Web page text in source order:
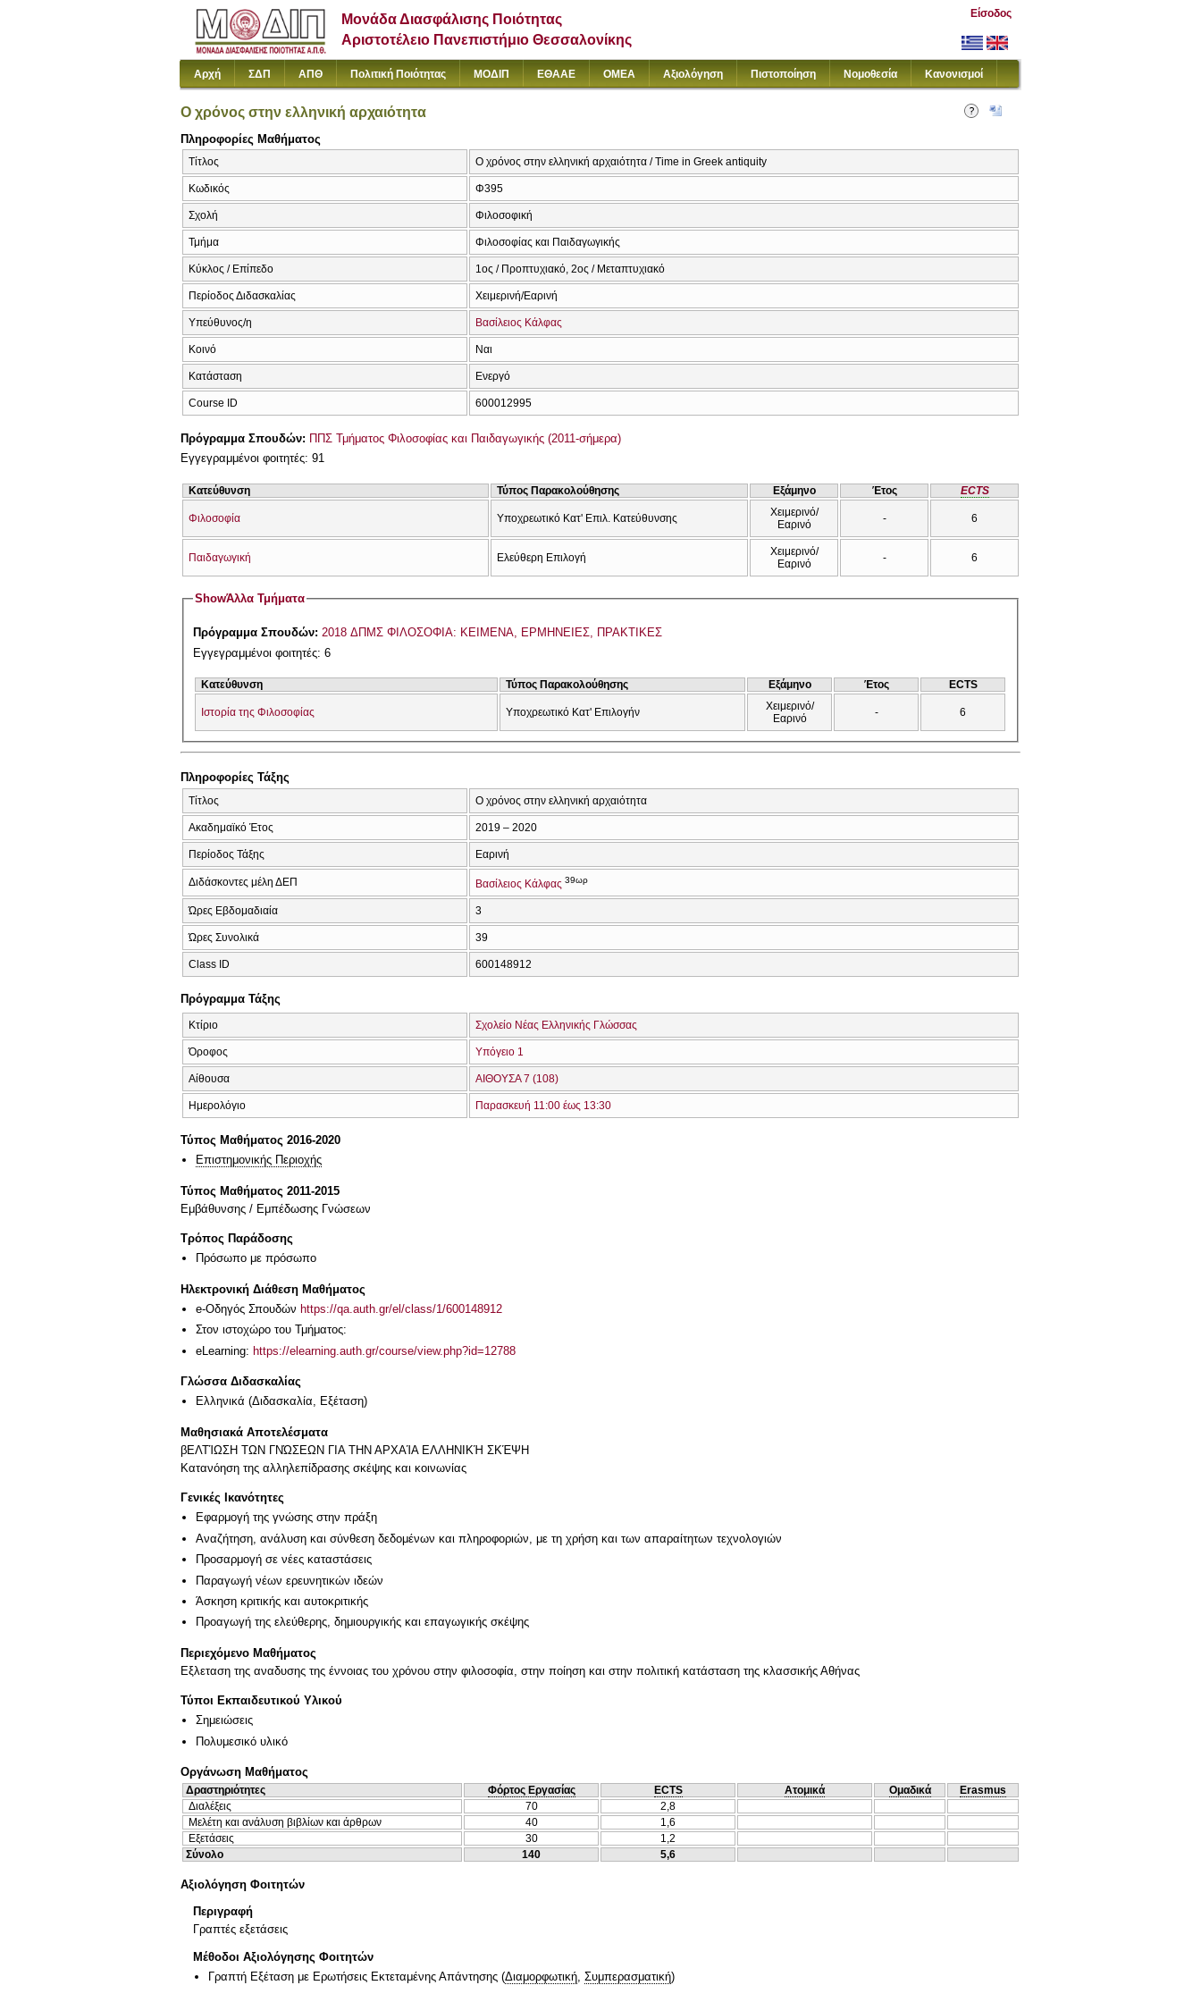
Μονάδα Διασφάλισης Ποιότητας
Αριστοτέλειο Πανεπιστήμιο Θεσσαλονίκης
Είσοδος
Αρχή ΣΔΠ ΑΠΘ Πολιτική Ποιότητας ΜΟΔΙΠ ΕΘΑΑΕ ΟΜΕΑ Αξιολόγηση Πιστοποίηση Νομοθεσία Κανονισμοί
Ο χρόνος στην ελληνική αρχαιότητα
Πληροφορίες Μαθήματος
Τίτλος Ο χρόνος στην ελληνική αρχαιότητα / Time in Greek antiquity
Κωδικός Φ395
Σχολή Φιλοσοφική
Τμήμα Φιλοσοφίας και Παιδαγωγικής
Κύκλος / Επίπεδο 1ος / Προπτυχιακό, 2ος / Μεταπτυχιακό
Περίοδος Διδασκαλίας Χειμερινή/Εαρινή
Υπεύθυνος/η Βασίλειος Κάλφας
Κοινό Ναι
Κατάσταση Ενεργό
Course ID 600012995
Πρόγραμμα Σπουδών: ΠΠΣ Τμήματος Φιλοσοφίας και Παιδαγωγικής (2011-σήμερα)
Εγγεγραμμένοι φοιτητές: 91
Κατεύθυνση Τύπος Παρακολούθησης Εξάμηνο Έτος ECTS
Φιλοσοφία Υποχρεωτικό Κατ' Επιλ. Κατεύθυνσης
Χειμερινό/
Εαρινό
- 6
Παιδαγωγική Ελεύθερη Επιλογή
Χειμερινό/
Εαρινό
- 6
ShowΆλλα Τμήματα
Πρόγραμμα Σπουδών:2018 ΔΠΜΣ ΦΙΛΟΣΟΦΙΑ: ΚΕΙΜΕΝΑ, ΕΡΜΗΝΕΙΕΣ, ΠΡΑΚΤΙΚΕΣ
Εγγεγραμμένοι φοιτητές: 6
Κατεύθυνση Τύπος Παρακολούθησης Εξάμηνο Έτος ECTS
Ιστορία της Φιλοσοφίας Υποχρεωτικό Κατ' Επιλογήν
Χειμερινό/
Εαρινό
- 6
Πληροφορίες Τάξης
Τίτλος Ο χρόνος στην ελληνική αρχαιότητα
Ακαδημαϊκό Έτος 2019 – 2020
Περίοδος Τάξης Εαρινή
Διδάσκοντες μέλη ΔΕΠ Βασίλειος Κάλφας 39ωρ
Ώρες Εβδομαδιαία 3
Ώρες Συνολικά 39
Class ID 600148912
Πρόγραμμα Τάξης
Κτίριο Σχολείο Νέας Ελληνικής Γλώσσας
Όροφος Υπόγειο 1
Αίθουσα ΑΙΘΟΥΣΑ 7 (108)
Ημερολόγιο Παρασκευή 11:00 έως 13:30
Τύπος Μαθήματος 2016-2020
Επιστημονικής Περιοχής
Τύπος Μαθήματος 2011-2015
Εμβάθυνσης / Εμπέδωσης Γνώσεων
Τρόπος Παράδοσης
Πρόσωπο με πρόσωπο
Ηλεκτρονική Διάθεση Μαθήματος
e-Οδηγός Σπουδών https://qa.auth.gr/el/class/1/600148912
Στον ιστοχώρο του Τμήματος:
eLearning: https://elearning.auth.gr/course/view.php?id=12788
Γλώσσα Διδασκαλίας
Ελληνικά (Διδασκαλία, Εξέταση)
Μαθησιακά Αποτελέσματα
βΕΛΤΊΩΣΗ ΤΩΝ ΓΝΏΣΕΩΝ ΓΙΑ ΤΗΝ ΑΡΧΑΊΑ ΕΛΛΗΝΙΚΉ ΣΚΈΨΗ
Κατανόηση της αλληλεπίδρασης σκέψης και κοινωνίας
Γενικές Ικανότητες
Εφαρμογή της γνώσης στην πράξη
Αναζήτηση, ανάλυση και σύνθεση δεδομένων και πληροφοριών, με τη χρήση και των απαραίτητων τεχνολογιών
Προσαρμογή σε νέες καταστάσεις
Παραγωγή νέων ερευνητικών ιδεών
Άσκηση κριτικής και αυτοκριτικής
Προαγωγή της ελεύθερης, δημιουργικής και επαγωγικής σκέψης
Περιεχόμενο Μαθήματος
Εξλεταση της αναδυσης της έννοιας του χρόνου στην φιλοσοφία, στην ποίηση και στην πολιτική κατάσταση της κλασσικής Αθήνας
Τύποι Εκπαιδευτικού Υλικού
Σημειώσεις
Πολυμεσικό υλικό
Οργάνωση Μαθήματος
Δραστηριότητες Φόρτος Εργασίας ECTS Ατομικά Ομαδικά
Erasmus
Διαλέξεις
70
2,8
Μελέτη και ανάλυση βιβλίων και άρθρων
40
1,6
Εξετάσεις
30
1,2
Σύνολο
140 5,6
Αξιολόγηση Φοιτητών
Περιγραφή
Γραπτές εξετάσεις
Μέθοδοι Αξιολόγησης Φοιτητών
Γραπτή Εξέταση με Ερωτήσεις Εκτεταμένης Απάντησης (Διαμορφωτική Συμπερασματική)